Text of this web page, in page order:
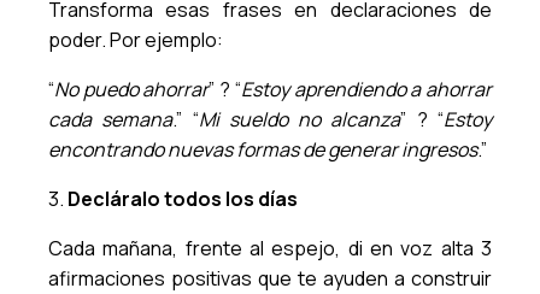
Transforma esas frases en declaraciones de
poder. Por ejemplo:
“No puedo ahorrar” ? “Estoy aprendiendo a ahorrar
cada semana.” “Mi sueldo no alcanza” ? “Estoy
encontrando nuevas formas de generar ingresos.”
3. Decláralo todos los días
Cada mañana, frente al espejo, di en voz alta 3
afirmaciones positivas que te ayuden a construir